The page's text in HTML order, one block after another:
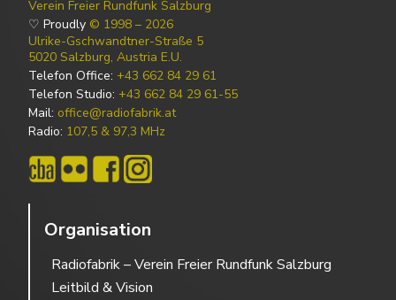
Verein Freier Rundfunk Salzburg
♡ Proudly © 1998 – 2026
Ulrike-Gschwandtner-Straße 5
5020 Salzburg, Austria E.U.
Telefon Office: +43 662 84 29 61
Telefon Studio: +43 662 84 29 61-55
Mail: office@radiofabrik.at
Radio: 107,5 & 97,3 MHz
Organisation
Radiofabrik – Verein Freier Rundfunk Salzburg
Leitbild & Vision